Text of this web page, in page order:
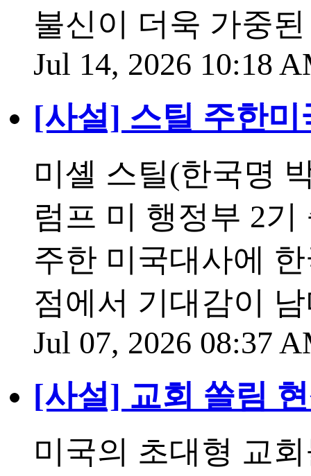
불신이 더욱 가중
Jul 14, 2026 10:18
[사설] 스틸 주한
미셸 스틸(한국명
럼프 미 행정부 2
주한 미국대사에
점에서 기대감이
Jul 07, 2026 08:37
[사설] 교회 쏠림
미국의 초대형 교